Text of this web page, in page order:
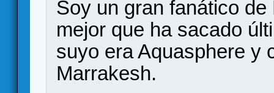
Soy un gran fanático
mejor que ha sacado
suyo era Aquasphere y
Marrakesh.